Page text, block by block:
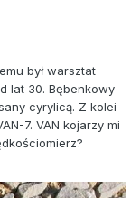
był warsztat
lat 30. Bębenkowy
cyrylicą. Z kolei
7. VAN kojarzy mi